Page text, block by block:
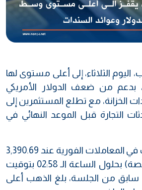
اليوم الثلاثاء، إلى أعلى مستوى لها
من ضعف الدولار الأمريكي
الخزانة، مع تطلع المستثمرين إلى
التجارة قبل الموعد النهائي في
واستقر سعر الذهب في المعاملات الفورية عند 3,390.69
دولارًا للأوقية (الأونصة) بحلول الساعة الـ 02:58 بتوقيت
من الجلسة، بلغ الذهب أعلى